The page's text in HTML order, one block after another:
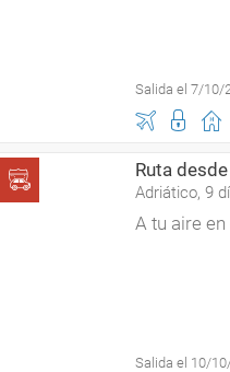
Salida el 7/10/
Ruta
Adriático, 9
A tu aire
Salida el 10/